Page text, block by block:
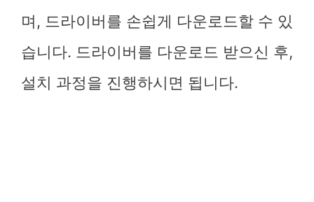
며, 드라이버를 손쉽게 다운로드할 수 있
습니다. 드라이버를 다운로드 받으신 후,
설치 과정을 진행하시면 됩니다.